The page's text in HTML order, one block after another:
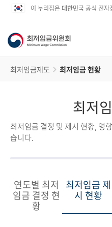
이 누리집은 대한민국 공식 전자
최저임금제도 최저임금 현황
최저
최저임금 결정 및 제시 현황, 영
습니다.
연도별 최저
임금 결정 현
황
최저임금 제
시 현황